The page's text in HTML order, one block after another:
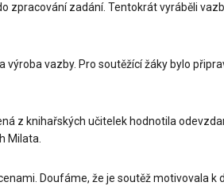
zpracování zadání. Tentokrát vyráběli
vazby. Pro soutěžící žáky bylo
z knihařských učitelek hodnotila
Milata.
Doufáme, že je soutěž motivovala